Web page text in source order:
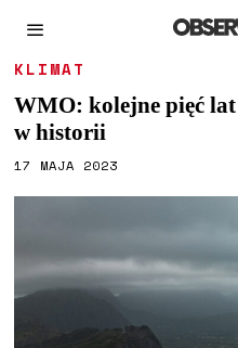
KLIMAT
WMO: kolejne pięć lat
w historii
17 MAJA 2023